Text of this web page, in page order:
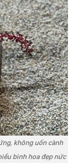
không uốn cành
bình hoa đẹp nức